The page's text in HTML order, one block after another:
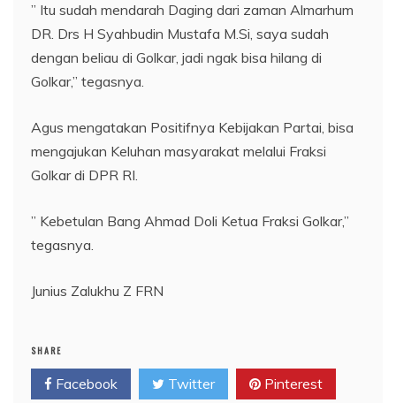
” Itu sudah mendarah Daging dari zaman Almarhum
DR. Drs H Syahbudin Mustafa M.Si, saya sudah
dengan beliau di Golkar, jadi ngak bisa hilang di
Golkar,” tegasnya.
Agus mengatakan Positifnya Kebijakan Partai, bisa
mengajukan Keluhan masyarakat melalui Fraksi
Golkar di DPR RI.
” Kebetulan Bang Ahmad Doli Ketua Fraksi Golkar,”
tegasnya.
Junius Zalukhu Z FRN
SHARE
Facebook Twitter Pinterest